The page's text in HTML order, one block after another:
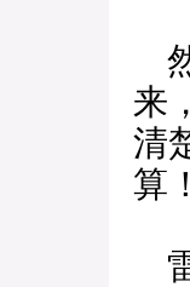
来
清
算